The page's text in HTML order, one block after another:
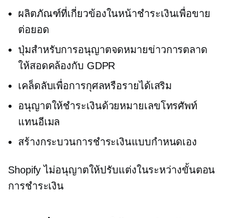
ผลิตภัณฑ์ที่เกี่ยวข้องในหน้าชำระเงินเพื่อขาย
ต่อยอด
ปุ่มสำหรับการอนุญาตจดหมายข่าวการตลาด
ให้สอดคล้องกับ GDPR
เคล็ดลับเพื่อการกุศลหรือรายได้เสริม
อนุญาตให้ชำระเงินด้วยหมายเลขโทรศัพท์
แทนอีเมล
สร้างกระบวนการชำระเงินแบบกำหนดเอง
Shopify ไม่อนุญาตให้ปรับแต่งในระหว่างขั้นตอน
การชำระเงิน